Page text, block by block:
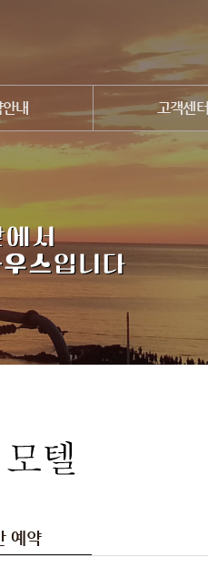
내 고객센터
예약